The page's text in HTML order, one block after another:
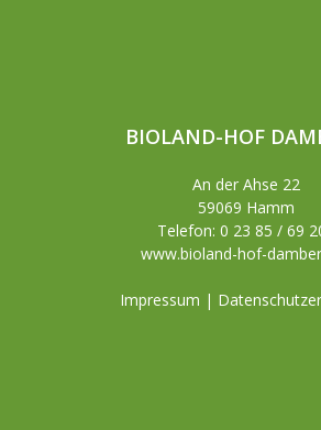
BIOLAND-HOF
An der Ahse 22
59069 Hamm
Telefon: 0 23 85 / 69
www.bioland-hof-
Impressum |